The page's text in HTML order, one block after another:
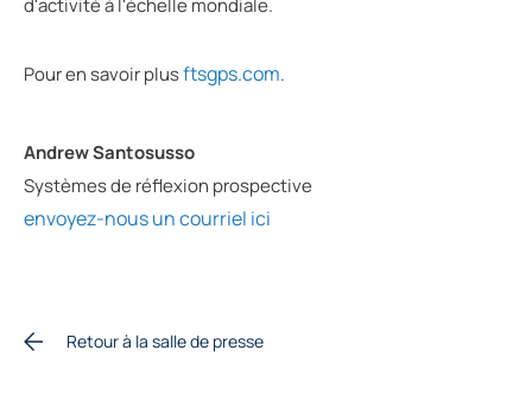
d'activité à l'échelle mondiale.
Pour en savoir plusftsgps.com.
Andrew Santosusso
Systèmes de réflexion prospective
envoyez-nous un courriel ici
Retour à la salle de presse